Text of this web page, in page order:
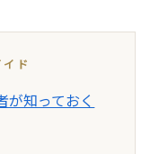
ド
が知っておく